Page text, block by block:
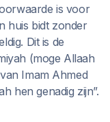
is voor
huis bidt zonder
Dit is de
(moge Allaah
Imam Ahmed
hen genadig zijn”.